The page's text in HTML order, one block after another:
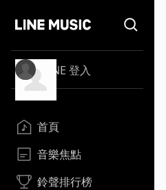
LINE 登入
首頁
音樂焦點
鈴聲排行榜